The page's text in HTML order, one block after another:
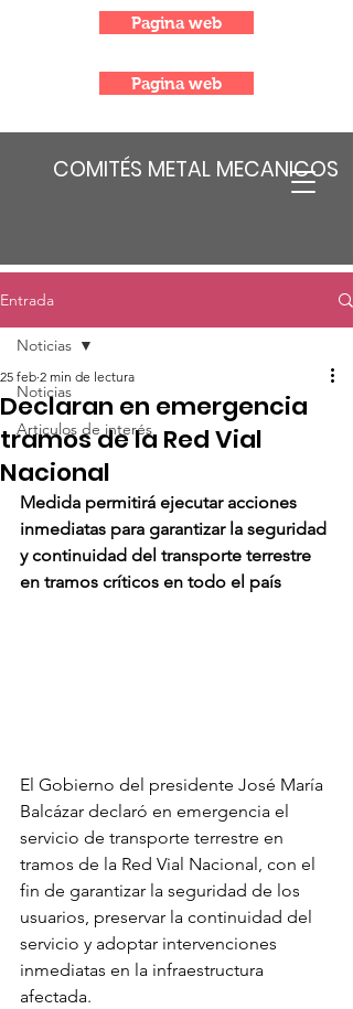
COMITÉS METAL MECANICOS
Pagina web
Pagina web
Entrada
Noticias
Articulos de interés
Noticias
Declaran en emergencia
tramos de la Red Vial
Nacional
25 feb 2 min de lectura
Medida permitirá ejecutar acciones
inmediatas para garantizar la seguridad
y continuidad del transporte terrestre
en tramos críticos en todo el país
El Gobierno del presidente José María
Balcázar declaró en emergencia el
servicio de transporte terrestre en
tramos de la Red Vial Nacional, con el
fin de garantizar la seguridad de los
usuarios, preservar la continuidad del
servicio y adoptar intervenciones
inmediatas en la infraestructura
afectada.